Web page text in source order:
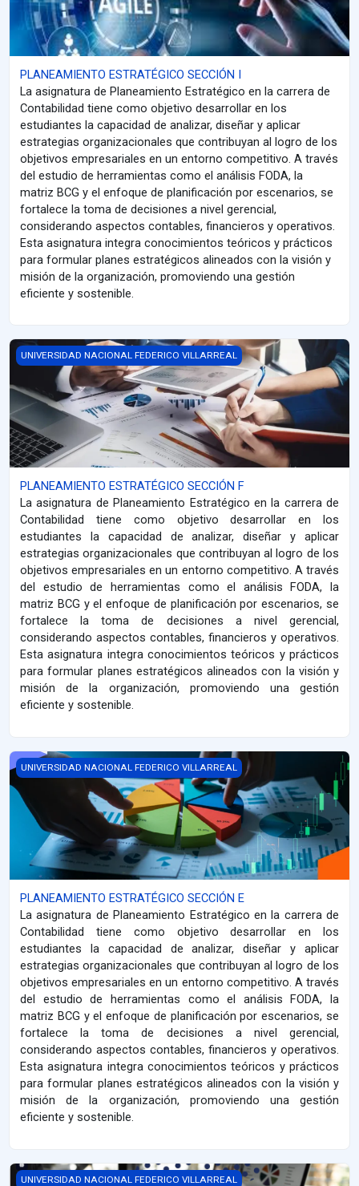
PLANEAMIENTO ESTRATÉGICO SECCIÓN I
La asignatura de Planeamiento Estratégico en la carrera de
Contabilidad tiene como objetivo desarrollar en los
estudiantes la capacidad de analizar, diseñar y aplicar
estrategias organizacionales que contribuyan al logro de los
objetivos empresariales en un entorno competitivo. A través
del estudio de herramientas como el análisis FODA, la
matriz BCG y el enfoque de planificación por escenarios, se
fortalece la toma de decisiones a nivel gerencial,
considerando aspectos contables, financieros y operativos.
Esta asignatura integra conocimientos teóricos y prácticos
para formular planes estratégicos alineados con la visión y
misión de la organización, promoviendo una gestión
eficiente y sostenible.
PLANEAMIENTO ESTRATÉGICO SECCIÓN F
UNIVERSIDAD NACIONAL FEDERICO VILLARREAL
PLANEAMIENTO ESTRATÉGICO SECCIÓN F
La asignatura de Planeamiento Estratégico en la carrera de
Contabilidad tiene como objetivo desarrollar en los
estudiantes la capacidad de analizar, diseñar y aplicar
estrategias organizacionales que contribuyan al logro de los
objetivos empresariales en un entorno competitivo. A través
del estudio de herramientas como el análisis FODA, la
matriz BCG y el enfoque de planificación por escenarios, se
fortalece la toma de decisiones a nivel gerencial,
considerando aspectos contables, financieros y operativos.
Esta asignatura integra conocimientos teóricos y prácticos
para formular planes estratégicos alineados con la visión y
misión de la organización, promoviendo una gestión
eficiente y sostenible.
PLANEAMIENTO ESTRATÉGICO SECCIÓN E
UNIVERSIDAD NACIONAL FEDERICO VILLARREAL
PLANEAMIENTO ESTRATÉGICO SECCIÓN E
La asignatura de Planeamiento Estratégico en la carrera de
Contabilidad tiene como objetivo desarrollar en los
estudiantes la capacidad de analizar, diseñar y aplicar
estrategias organizacionales que contribuyan al logro de los
objetivos empresariales en un entorno competitivo. A través
del estudio de herramientas como el análisis FODA, la
matriz BCG y el enfoque de planificación por escenarios, se
fortalece la toma de decisiones a nivel gerencial,
considerando aspectos contables, financieros y operativos.
Esta asignatura integra conocimientos teóricos y prácticos
para formular planes estratégicos alineados con la visión y
misión de la organización, promoviendo una gestión
eficiente y sostenible.
PLANEAMIENTO ESTRATÉGICO SECCIÓN H
UNIVERSIDAD NACIONAL FEDERICO VILLARREAL